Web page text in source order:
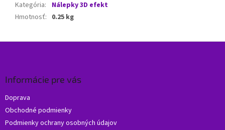
Kategória:
Nálepky 3D efekt
Hmotnosť: 0.25 kg
Informácie pre vás
Doprava
Obchodné podmienky
Podmienky ochrany osobných údajov